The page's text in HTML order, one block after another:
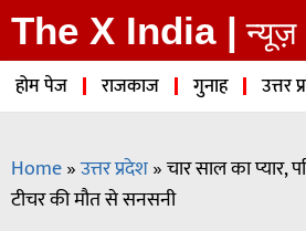
The X India | न्यूज़
होम पेज राजकाज गुनाह उत्तर
Home»उत्तर प्रदेश»चार साल का प्यार,
टीचर की मौत से सनसनी